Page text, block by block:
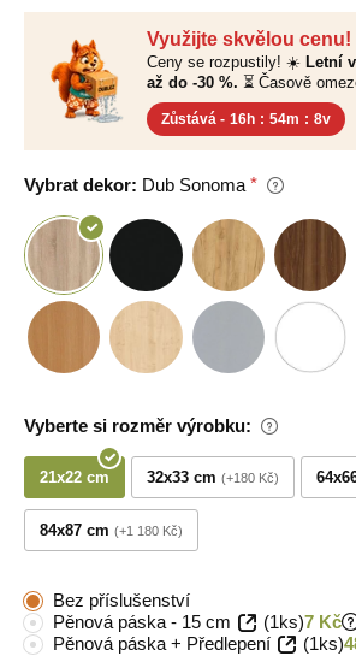
Využijte skvělou cenu!
Ceny se rozpustily! ☀️ Letní
až do -30 %. ⏳ Časově
Zůstává - 16h : 54m : 7v
Vybrat dekor: Dub Sonoma
Vyberte si rozměr výrobku:
21x22 cm 32x33 cm +180 Kč
84x87 cm +1 180 Kč
Bez příslušenství
Pěnová páska - 15 cm
(1ks)7 Kč
Pěnová páska + Předlepení
(1ks)